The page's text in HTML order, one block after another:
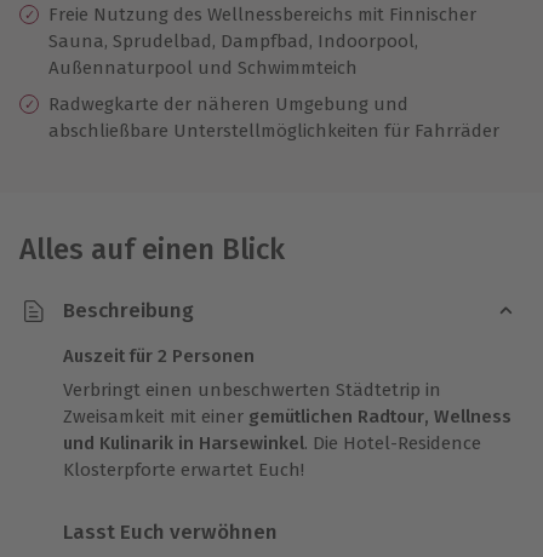
Freie Nutzung des Wellnessbereichs mit Finnischer
Sauna, Sprudelbad, Dampfbad, Indoorpool,
Außennaturpool und Schwimmteich
Radwegkarte der näheren Umgebung und
abschließbare Unterstellmöglichkeiten für Fahrräder
Alles auf einen Blick
Beschreibung
Auszeit für 2 Personen
Verbringt einen unbeschwerten Städtetrip in
Zweisamkeit mit einer gemütlichen Radtour, Wellness
und Kulinarik in Harsewinkel. Die Hotel-Residence
Klosterpforte erwartet Euch!
Lasst Euch verwöhnen